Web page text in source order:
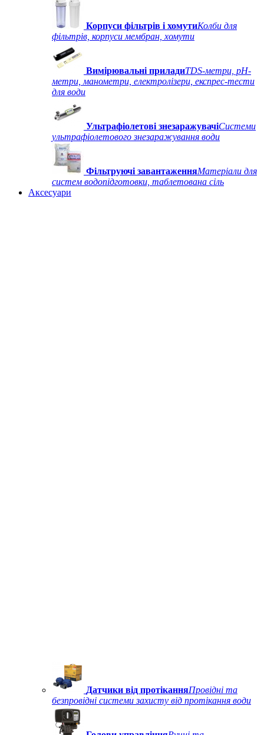
Корпуси фільтрів і хомутиКолби для
фільтрів, корпуси мембран, хомути
Вимірювальні приладиTDS-метри, рН-
метри, манометри, електролізери, експрес-тести
для води
Ультрафіолетові знезаражувачіСистеми
ультрафіолетового знезаражування води
Фільтруючі завантаженняМатеріали для
систем водопідготовки, таблетована сіль
Аксесуари
Датчики від протіканняПровідні та
безпровідні системи захисту від протікання води